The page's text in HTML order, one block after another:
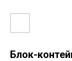
Блок-